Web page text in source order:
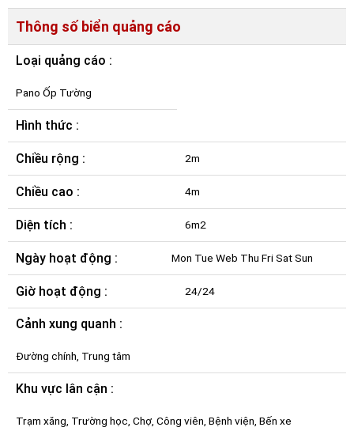
Thông số biển quảng cáo
Loại quảng cáo :
Pano Ốp Tường
Hình thức :
Chiều rộng : 2m
Chiều cao : 4m
Diện tích : 6m2
Ngày hoạt động : Mon Tue Web Thu Fri Sat Sun
Giờ hoạt động : 24/24
Cảnh xung quanh :
Đường chính, Trung tâm
Khu vực lân cận :
Trạm xăng, Trường học, Chợ, Công viên, Bệnh viện, Bến xe